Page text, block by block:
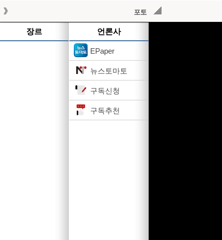
포토
장르 언론사
EPaper
뉴스토마토
구독신청
구독추천
작성된 기사가 없습니다.